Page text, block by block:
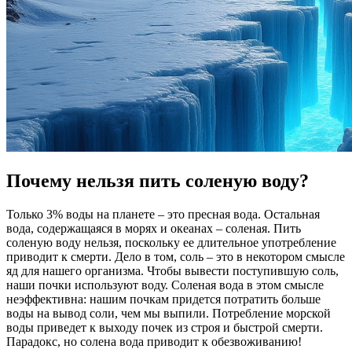
Почему нельзя пить соленую воду?
Только 3% воды на планете – это пресная вода. Остальная
вода, содержащаяся в морях и океанах – соленая. Пить
соленую воду нельзя, поскольку ее длительное употребление
приводит к смерти. Дело в том, соль – это в некотором смысле
яд для нашего организма. Чтобы вывести поступившую соль,
наши почки используют воду. Соленая вода в этом смысле
неэффективна: нашим почкам придется потратить больше
воды на вывод соли, чем мы выпили. Потребление морской
воды приведет к выходу почек из строя и быстрой смерти.
Парадокс, но солена вода приводит к обезвоживанию!